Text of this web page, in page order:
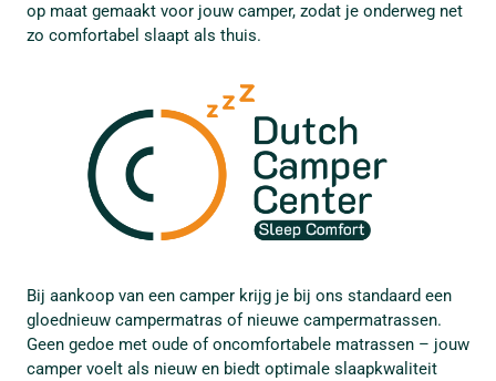
op maat gemaakt voor jouw camper, zodat je onderweg net
zo comfortabel slaapt als thuis.
Bij aankoop van een camper krijg je bij ons standaard een
gloednieuw campermatras of nieuwe campermatrassen.
Geen gedoe met oude of oncomfortabele matrassen – jouw
camper voelt als nieuw en biedt optimale slaapkwaliteit